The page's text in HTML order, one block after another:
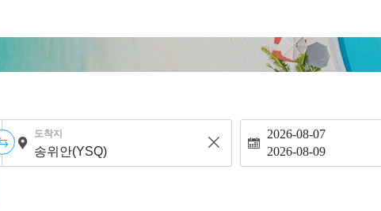
도착지 2026-08-07
2026-08-09